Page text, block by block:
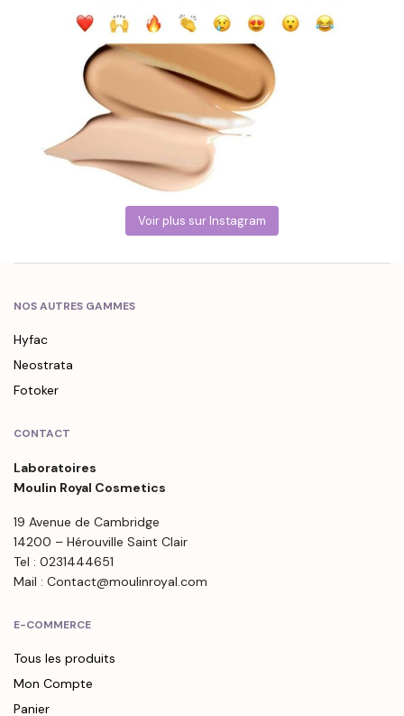
Voir plus sur Instagram
NOS AUTRES GAMMES
Hyfac
Neostrata
Fotoker
CONTACT
Laboratoires
Moulin Royal Cosmetics
19 Avenue de Cambridge
14200 – Hérouville Saint Clair
Tel : 0231444651
Mail : Contact@moulinroyal.com
E-COMMERCE
Tous les produits
Mon Compte
Panier